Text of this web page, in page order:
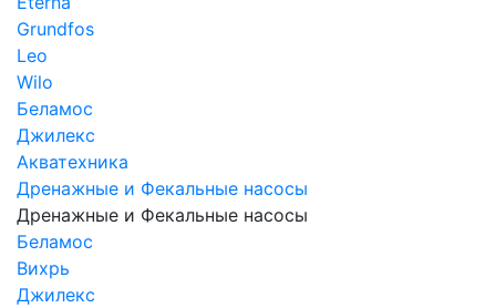
Grundfos
Leo
Wilo
Беламос
Джилекс
Акватехника
Дренажные и Фекальные насосы
Дренажные и Фекальные насосы
Беламос
Вихрь
Джилекс